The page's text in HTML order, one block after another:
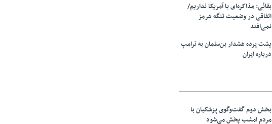
بقائی: مذاکره‌ای با آمریکا نداریم/
اتفاقی در وضعیت تنگه هرمز
نمی‌افتد
پشت پرده هشدار بن‌سلمان به ترامپ
درباره ایران
بخش دوم گفت‌وگوی پزشکیان با
مردم امشب پخش می‌شود